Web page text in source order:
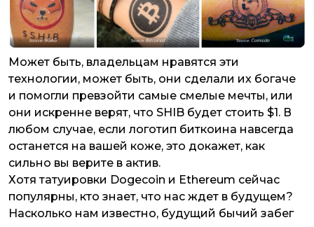
Может быть, владельцам нравятся эти
технологии, может быть, они сделали их богаче
и помогли превзойти самые смелые мечты, или
они искренне верят, что SHIB будет стоить $1. В
любом случае, если логотип биткоина навсегда
останется на вашей коже, это докажет, как
сильно вы верите в актив.
Хотя татуировки Dogecoin и Ethereum сейчас
популярны, кто знает, что нас ждет в будущем?
Насколько нам известно, будущий бычий забег